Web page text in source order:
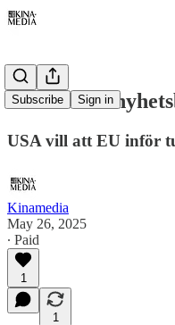
Subscribe Sign in
Kinamedia
USA vill att EU inför
Kinamedia
May 26, 2025
∙ Paid
1
1